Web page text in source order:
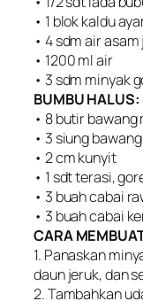
• 1 blok kaldu
• 4 sdm air asam
• 1200 ml air
• 3 sdm minyak
BUMBU HALUS:
• 8 butir bawang
• 3 siung
• 2 cm kunyit
• 1 sdt terasi,
• 3 buah cabai
• 3 buah cabai
CARA
1. Panaskan
daun jeruk, dan
2. Tambahkan